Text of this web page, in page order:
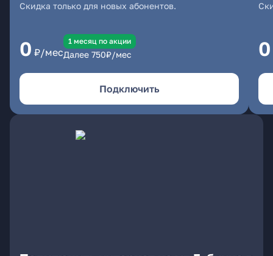
Скидка только для новых абонентов.
0 ₽/мес
1 месяц по акции
Далее 750₽/мес
Подключить
0